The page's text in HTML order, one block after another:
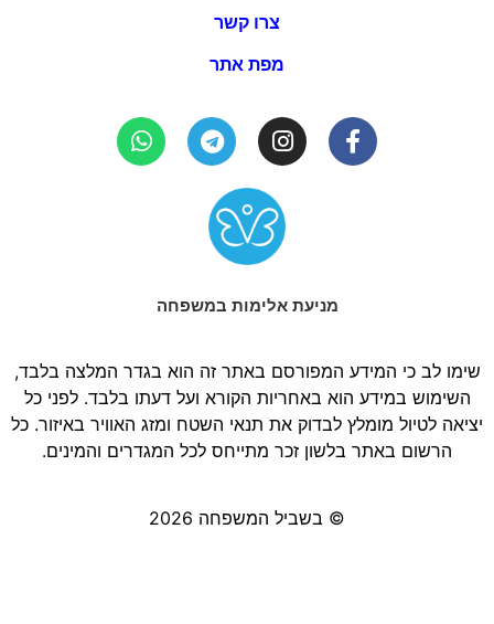
צרו קשר
מפת אתר
מניעת אלימות במשפחה
שימו לב כי המידע המפורסם באתר זה הוא בגדר המלצה בלבד,
השימוש במידע הוא באחריות הקורא ועל דעתו בלבד. לפני כל
יציאה לטיול מומלץ לבדוק את תנאי השטח ומזג האוויר באיזור. כל
הרשום באתר בלשון זכר מתייחס לכל המגדרים והמינים.
© בשביל המשפחה 2026